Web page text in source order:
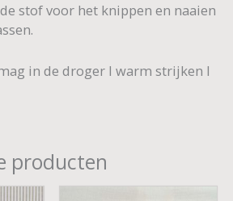
stof voor het knippen en naaien
in de droger I warm strijken I
producten